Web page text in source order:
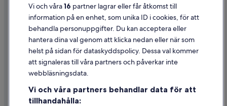
Användarvillkor
Juridisk information/Kontakta oss
Riktlinjer för innehåll och anmäla innehåll
Hjälp
Avboka eller ändra din bokning
Vi och våra16 partner lagrar eller får åtkomst till
information på en enhet, som unika ID i cookies, för att
behandla personuppgifter. Du kan acceptera eller
hantera dina val genom att klicka nedan eller när som
helst på sidan för dataskyddspolicy. Dessa val kommer
att signaleras till våra partners och påverkar inte
webbläsningsdata.
Vi och våra partners behandlar data för att
tillhandahålla: